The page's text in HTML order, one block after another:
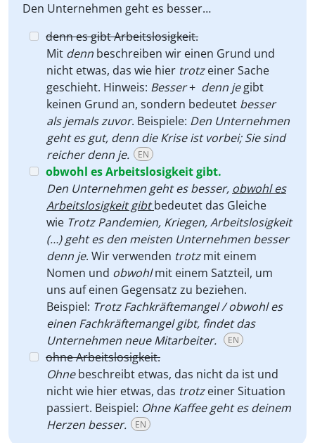
Den Unternehmen geht es besser…
denn es gibt Arbeitslosigkeit.
Mit denn beschreiben wir einen Grund und
nicht etwas, das wie hier trotzeiner Sache
geschieht. Hinweis: Besser+ denn jegibt
keinen Grund an, sondern bedeutet besser
als jemals zuvor. Beispiele: Den Unternehmen
geht es gut, denn die Krise ist vorbei; Sie sind
reicher denn je.
EN
obwohl es Arbeitslosigkeit gibt.
Den Unternehmen geht es besser, obwohl es
Arbeitslosigkeit gibtbedeutet das Gleiche
wie Trotz Pandemien, Kriegen, Arbeitslosigkeit
(…) geht es den meisten Unternehmen besser
denn je. Wir verwenden trotzmit einem
Nomen und obwohlmit einem Satzteil, um
uns auf einen Gegensatz zu beziehen.
Beispiel: Trotz Fachkräftemangel / obwohl es
einen Fachkräftemangel gibt, findet das
Unternehmen neue Mitarbeiter.
EN
ohne Arbeitslosigkeit.
Ohnebeschreibt etwas, das nicht da ist und
nicht wie hier etwas, das trotzeiner Situation
passiert. Beispiel: Ohne Kaffee geht es deinem
Herzen besser.
EN